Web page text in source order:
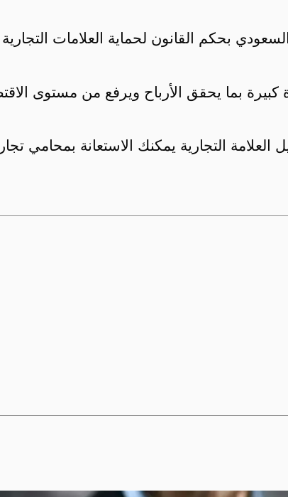
بحكم القانون لحماية العلامات التجارية
بما يحقق الأرباح ويرفع من مستوى
التجارية يمكنك الاستعانة بمحامي